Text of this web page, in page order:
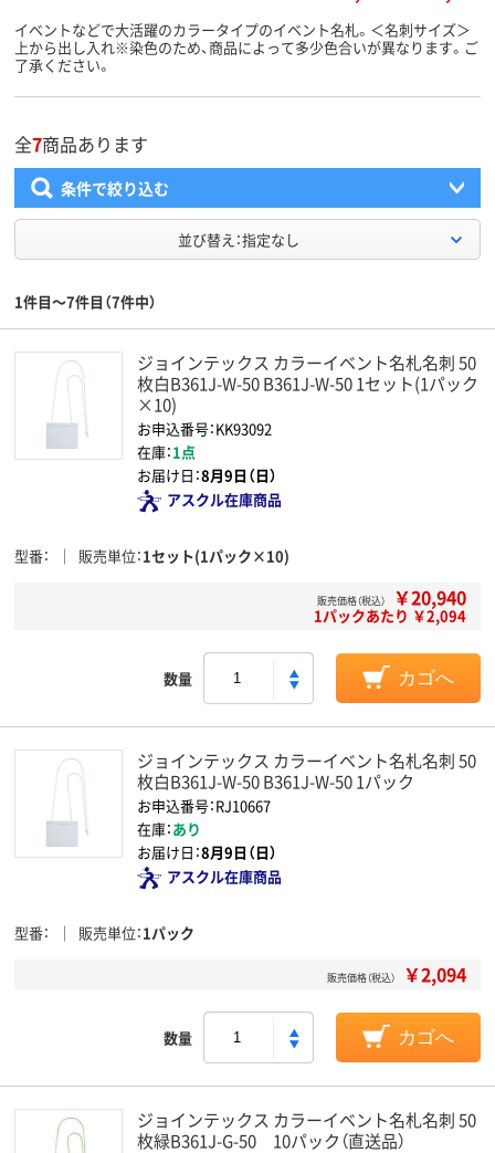
イベントなどで大活躍のカラータイプのイベント名札。＜名刺サイズ＞
上から出し入れ※染色のため、商品によって多少色合いが異なります。ご
了承ください。
全7商品あります
条件で絞り込む
並び替え：指定なし
1件目～7件目（7件中）
ジョインテックス カラーイベント名札名刺 50
枚白B361J-W-50 B361J-W-50 1セット(1パック
×10)
お申込番号：KK93092
在庫：1点
お届け日：8月9日（日）
アスクル在庫商品
型番 販売単位 1セット(1パック×10)
販売価格（税込） ￥20,940
1パックあたり ￥2,094
数量 カゴへ
ジョインテックス カラーイベント名札名刺 50
枚白B361J-W-50 B361J-W-50 1パック
お申込番号：RJ10667
在庫：あり
お届け日：8月9日（日）
アスクル在庫商品
型番 販売単位 1パック
販売価格（税込） ￥2,094
数量 カゴへ
ジョインテックス カラーイベント名札名刺 50
枚緑B361J-G-50 10パック（直送品）